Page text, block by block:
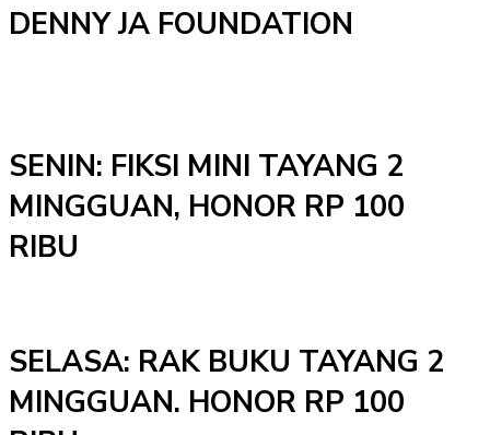
DENNY JA FOUNDATION
SENIN: FIKSI MINI TAYANG 2
MINGGUAN, HONOR RP 100
RIBU
SELASA: RAK BUKU TAYANG 2
MINGGUAN. HONOR RP 100